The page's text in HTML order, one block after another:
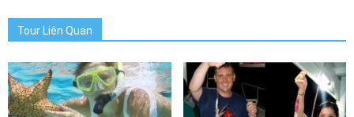
Tour Liên Quan